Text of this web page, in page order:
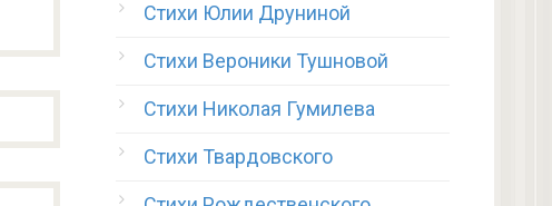
Стихи Юлии Друниной
Стихи Вероники Тушновой
Стихи Николая Гумилева
Стихи Твардовского